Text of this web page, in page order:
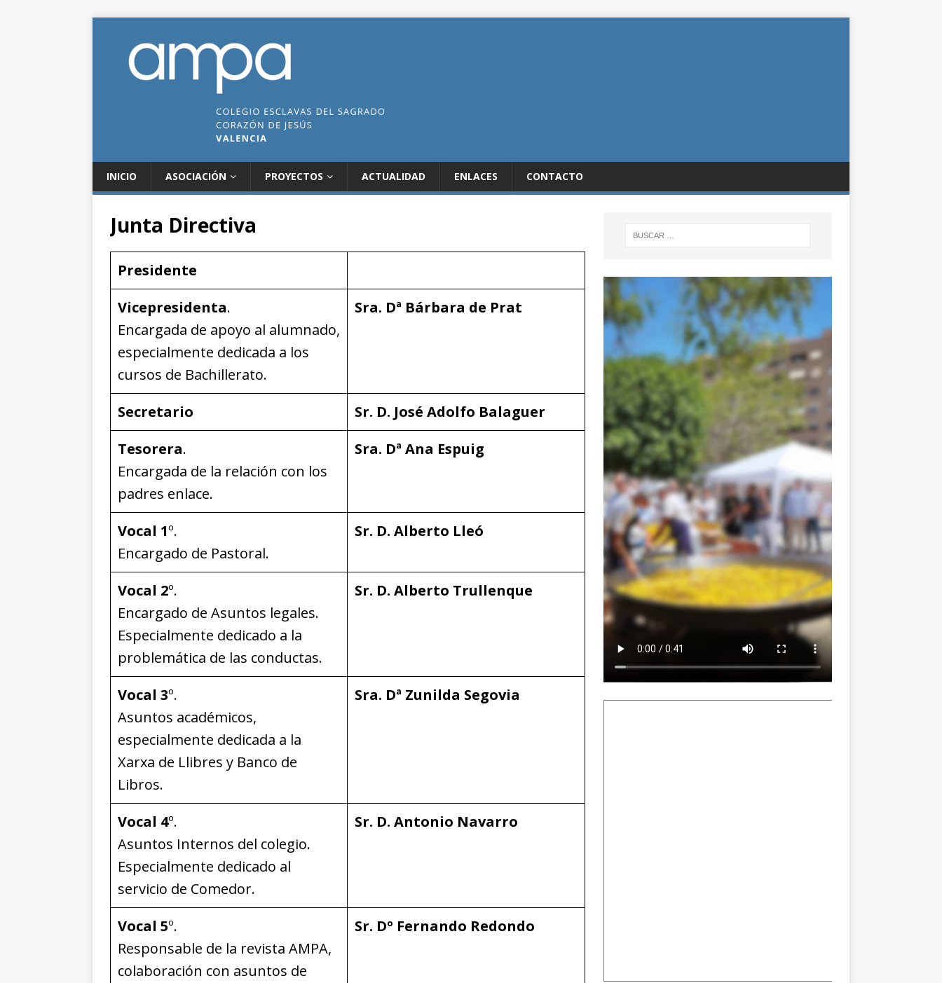
INICIO ASOCIACIÓN PROYECTOS ACTUALIDAD ENLACES CONTACTO
Junta Directiva
Presidente
Vicepresidenta.
Encargada de apoyo al alumnado,
especialmente dedicada a los
cursos de Bachillerato.
Sra. Dª Bárbara de Prat
Secretario
Sr. D. José Adolfo Balaguer
Tesorera.
Encargada de la relación con los
padres enlace.
Sra. Dª Ana Espuig
Vocal 1º.
Encargado de Pastoral.
Sr. D. Alberto Lleó
Vocal 2º.
Encargado de Asuntos legales.
Especialmente dedicado a la
problemática de las conductas.
Sr. D. Alberto Trullenque
Vocal 3º.
Asuntos académicos,
especialmente dedicada a la
Xarxa de Llibres y Banco de
Libros.
Sra. Dª Zunilda Segovia
Vocal 4º.
Asuntos Internos del colegio.
Especialmente dedicado al
servicio de Comedor.
Sr. D. Antonio Navarro
Vocal 5º.
Responsable de la revista AMPA,
colaboración con asuntos de
Sr. Dº Fernando Redondo